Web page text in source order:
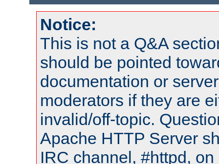
Notice:
This is not a Q&A
should be pointed
documentation or
moderators if they are
invalid/off-topic.
Apache HTTP Server
IRC channel, #httpd,